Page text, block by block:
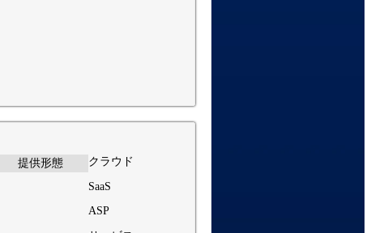
提供形態 クラウド
SaaS
ASP